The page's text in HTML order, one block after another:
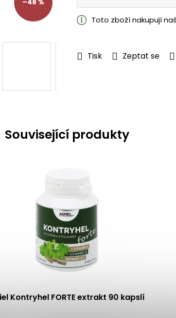
–48 %
Tisk Zeptat se
Měrná
cena:
Toto zboží nakupují
Související produkty
Kontryhel FORTE extrakt 90 kapslí